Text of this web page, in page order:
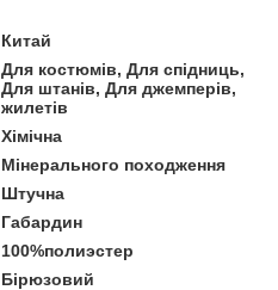
Китай
Для костюмів, Для спідниць,
Для штанів, Для джемперів,
жилетів
Хімічна
Мінерального походження
Штучна
Габардин
100%полиэстер
Бірюзовий